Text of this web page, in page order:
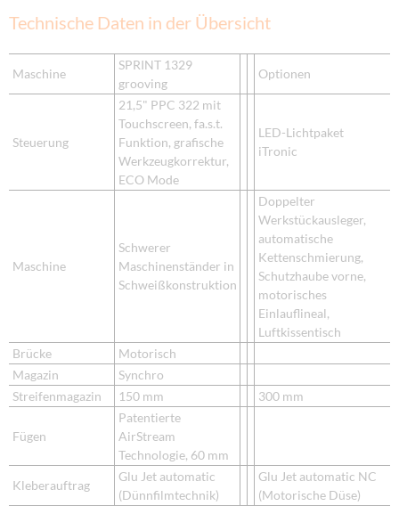
Technische Daten in der Übersicht
Maschine
SPRINT 1329
grooving
Optionen
Steuerung
21,5" PPC 322 mit
Touchscreen, fa.s.t.
Funktion, grafische
Werkzeugkorrektur,
ECO Mode
LED-Lichtpaket
iTronic
Maschine
Schwerer
Maschinenständer in
Schweißkonstruktion
Doppelter
Werkstückausleger,
automatische
Kettenschmierung,
Schutzhaube vorne,
motorisches
Einlauflineal,
Luftkissentisch
Brücke
Motorisch
Magazin
Synchro
Streifenmagazin
150 mm 300 mm
Fügen
Patentierte
AirStream
Technologie, 60 mm
Kleberauftrag
Glu Jet automatic
(Dünnfilmtechnik)
Glu Jet automatic NC
(Motorische Düse)